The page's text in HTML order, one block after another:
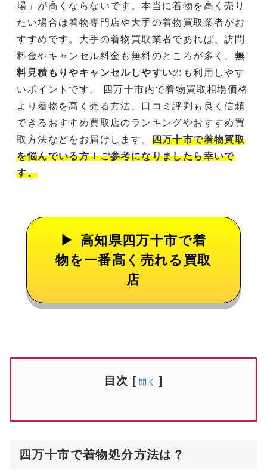
場」が高くならないです。本当に着物を高く売り
たい場合は着物専門店や大手の着物買取業者がお
すすめです。大手の着物買取業者であれば、訪問
料金やキャンセル料金も無料のところが多く、 無
料見積もりやキャンセルしやすいのも利用しやす
いポイントです。 四万十市内で着物買取相場価格
より着物を高く売る方法、口コミ評判も良く信頼
できるおすすめ買取店のランキングやおすすめ買
取方法などをお届けします。 四万十市で着物買取
を悩んでいる方！ご参考になりましたら幸いで
す。
高知県四万十市で着
物を一番高く売れる買取
店
目次 [ 開く ]
四万十市で着物処分方法は？